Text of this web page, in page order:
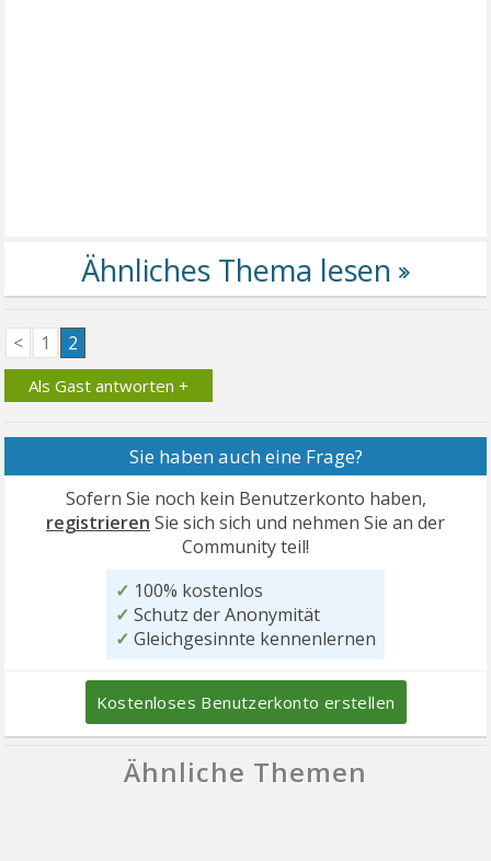
< 1 2
Als Gast antworten +
Sie haben auch eine Frage?
Sofern Sie noch kein Benutzerkonto haben,
registrieren Sie sich sich und nehmen Sie an der
Community teil!
✓ 100% kostenlos
✓ Schutz der Anonymität
✓ Gleichgesinnte kennenlernen
Kostenloses Benutzerkonto erstellen
Ähnliche Themen